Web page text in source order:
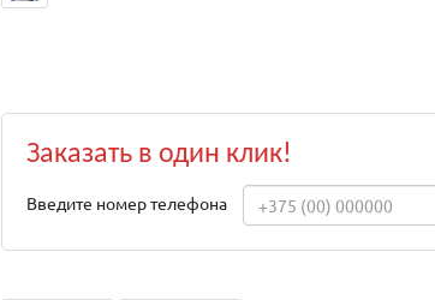
Заказать в один клик!
Введите номер телефона